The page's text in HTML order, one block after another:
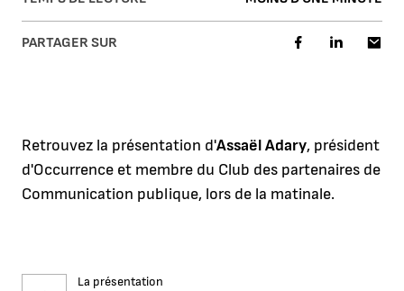
PARTAGER SUR
Retrouvez la présentation d'Assaël Adary, président
d'Occurrence et membre du Club des partenaires de
Communication publique, lors de la matinale.
La présentation